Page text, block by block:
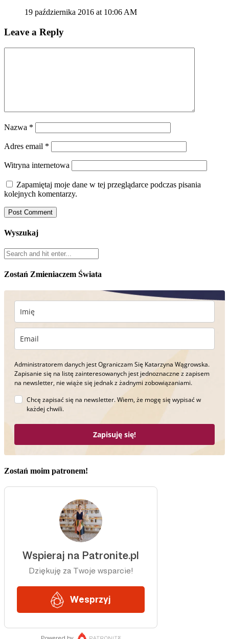
19 października 2016 at 10:06 AM
Leave a Reply
Nazwa *
Adres email *
Witryna internetowa
Zapamiętaj moje dane w tej przeglądarce podczas pisania
kolejnych komentarzy.
Wyszukaj
Zostań Zmieniaczem Świata
Administratorem danych jest Ograniczam Się Katarzyna Wągrowska.
Zapisanie się na listę zainteresowanych jest jednoznaczne z zapisem
na newsletter, nie wiąże się jednak z żadnymi zobowiązaniami.
Chcę zapisać się na newsletter. Wiem, że mogę się wypisać w
każdej chwili.
Zapisuję się!
Zostań moim patronem!